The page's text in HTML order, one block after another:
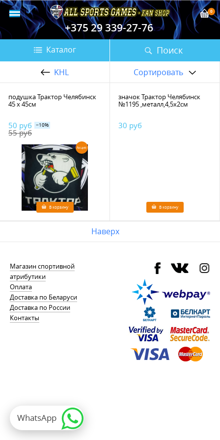
+375 29 339-27-76
Поиск
0
Каталог
KHL Сортировать
подушка Трактор Челябинск
45 х 45см
50 руб
55 руб
−10%
Акция
В корзину
значок Трактор Челябинск
№1195 ,металл,4,5х2см
30 руб
В корзину
Наверх
Магазин спортивной
атрибутики
Оплата
Доставка по Беларуси
Доставка по России
Контакты
WhatsApp